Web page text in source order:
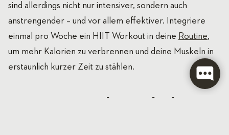
sind allerdings nicht nur intensiver, sondern auch
anstrengender – und vor allem effektiver. Integriere
einmal pro Woche ein HIIT Workout in deine Routine,
um mehr Kalorien zu verbrennen und deine Muskeln in
erstaunlich kurzer Zeit zu stählen.